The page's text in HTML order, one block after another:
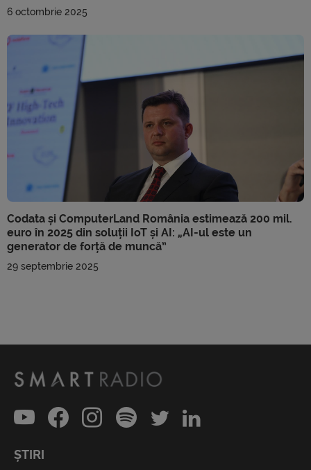
6 octombrie 2025
Codata și ComputerLand România estimează 200 mil.
euro în 2025 din soluții IoT și AI: „AI-ul este un
generator de forță de muncă”
29 septembrie 2025
ȘTIRI